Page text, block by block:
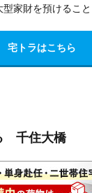
家財を預けること
宅トラはこちら
千住大橋